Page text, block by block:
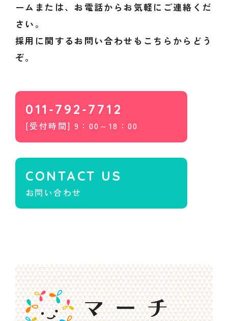
ームまたは、お電話からお気軽にご連絡くだ
さい。
採用に関するお問い合わせもこちらからどう
ぞ。
011-792-7712
CONTACT US